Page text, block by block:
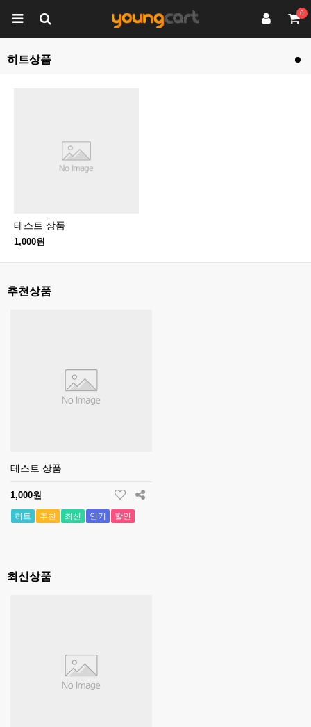
0
히트상품
테스트 상품
1,000원
추천상품
테스트 상품
1,000원
히트 추천 최신 인기 할인
최신상품